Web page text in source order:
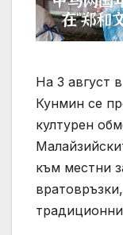
На 3 август
Кунмин се
културен
към местни